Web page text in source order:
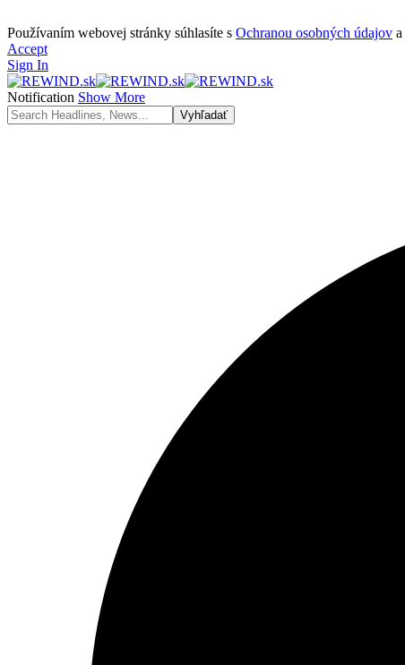
Používaním webovej stránky súhlasíte s Ochranou osobných údajov a
Accept
Sign In
Notification Show More